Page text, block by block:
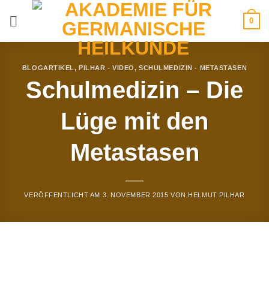
0
BLOGARTIKEL,PILHAR - VIDEO,SCHULMEDIZIN - METASTASEN
Schulmedizin – Die
Lüge mit den
Metastasen
VERÖFFENTLICHT AM 3. NOVEMBER 2015 VON HELMUT PILHAR